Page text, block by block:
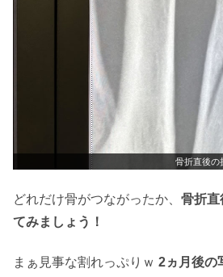
骨折直後の
どれだけ骨がつながったか、 骨折直
てみましょう！
まぁ見事な割れっぷりｗ 2ヵ月後の